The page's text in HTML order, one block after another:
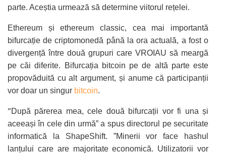
parte. Aceștia urmează să determine viitorul rețelei.
Ethereum și ethereum classic, cea mai importantă
bifurcație de criptomonedă până la ora actuală, a fost o
divergență între două grupuri care VROIAU să meargă
pe căi diferite. Bifurcația bitcoin pe de altă parte este
propovăduită cu alt argument, și anume că participanții
vor doar un singur bitcoin.
”După părerea mea, cele două bifurcații vor fi una și
aceeași în cele din urmă” a spus directorul pe securitate
informatică la ShapeShift. ”Minerii vor face hashul
lanțului care are majoritate economică. Utilizatorii vor